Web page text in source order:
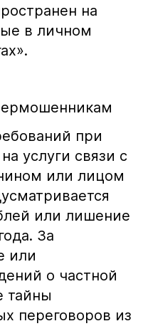
на
в личном
при
услуги связи с
или лицом
или лишение
За
или
о частной
тайны
переговоров из